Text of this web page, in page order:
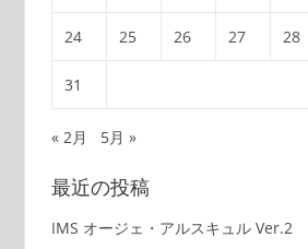
24 25 26 27 28
31
« 2月 5月 »
最近の投稿
IMS オージェ・アルスキュル Ver.2